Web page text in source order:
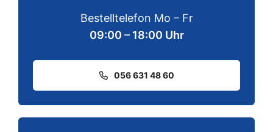
Bestelltelefon Mo – Fr
09:00 – 18:00 Uhr
056 631 48 60